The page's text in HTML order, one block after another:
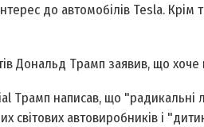
до автомобілів Tesla.
Дональд Трамп заявив, що
Трамп написав, що "радикальні
світових автовиробників і